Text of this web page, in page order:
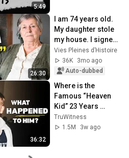
5:49
26:30
I am 74 years old.
My daughter stole
my house. I signed
without reading.
Here's what I did
next.
Vies Pleines d’Histoire
36K
3mo ago
Auto-dubbed
36:32
Where is the
Famous “Heaven
Kid” 23 Years
Later?
TruWitness
1.5M
3w ago